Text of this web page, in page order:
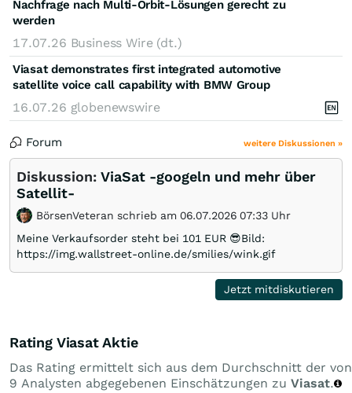
Nachfrage nach Multi-Orbit-Lösungen gerecht zu
werden
17.07.26 Business Wire (dt.)
Viasat demonstrates first integrated automotive
satellite voice call capability with BMW Group
16.07.26 globenewswire
Forum weitere Diskussionen »
Diskussion: ViaSat -googeln und mehr über
Satellit-
BörsenVeteran schrieb am 06.07.2026 07:33 Uhr
Meine Verkaufsorder steht bei 101 EUR 😎Bild:
https://img.wallstreet-online.de/smilies/wink.gif
Jetzt mitdiskutieren
Rating Viasat Aktie
Das Rating ermittelt sich aus dem Durchschnitt der von
9 Analysten abgegebenen Einschätzungen zu Viasat.